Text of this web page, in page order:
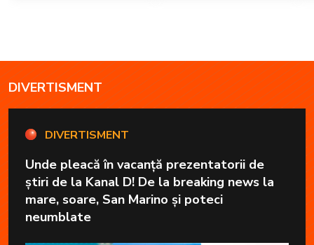
DIVERTISMENT
DIVERTISMENT
Unde pleacă în vacanță prezentatorii de
știri de la Kanal D! De la breaking news la
mare, soare, San Marino și poteci
neumblate